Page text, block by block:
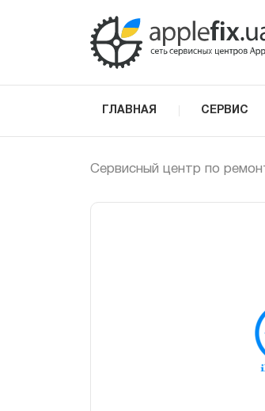
ГЛАВНАЯ СЕРВИС
Сервисный центр по